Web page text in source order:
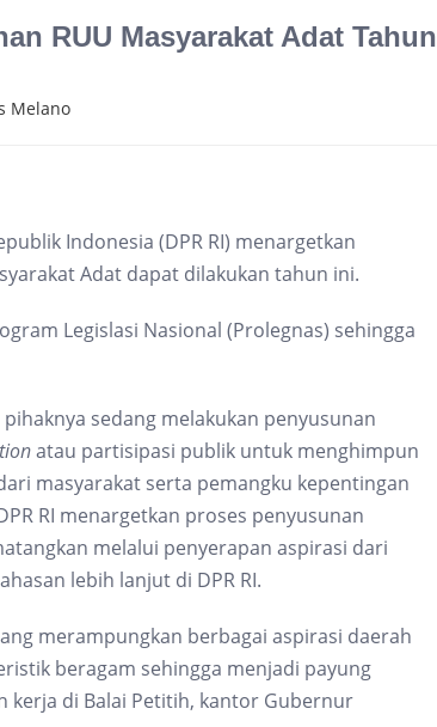
RUU Masyarakat Adat Tahun
Melano
Indonesia (DPR RI) menargetkan
Adat dapat dilakukan tahun ini.
Legislasi Nasional (Prolegnas) sehingga
sedang melakukan penyusunan
atau partisipasi publik untuk menghimpun
masyarakat serta pemangku kepentingan
RI menargetkan proses penyusunan
melalui penyerapan aspirasi dari
lebih lanjut di DPR RI.
merampungkan berbagai aspirasi daerah
beragam sehingga menjadi payung
kerja di Balai Petitih, kantor Gubernur